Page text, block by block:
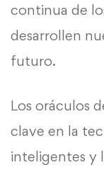
continua de
desarrollen
futuro.
Los oráculos
clave en la
inteligentes y